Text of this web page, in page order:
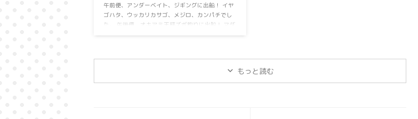
⁡午前便、アンダーベイト、ジギングに出船！⁡ ⁡イヤ
ゴハタ、ウッカリカサゴ、メジロ、カンパチ⁡でし
た。⁡ ⁡午後便、オキアミ天秤ズボ釣りに出船！⁡ ⁡⁡マダ
シャンサポートサービス出船メニュー！＃ 乗り合
い、チャーター どちらも可能です。 【アンダーベ
もっと読む